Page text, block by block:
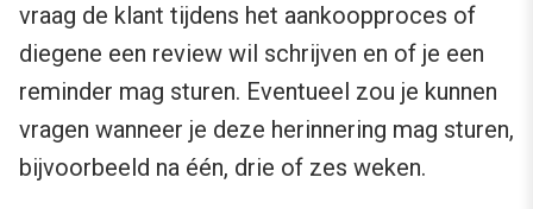
vraag de klant tijdens het aankoopproces of
diegene een review wil schrijven en of je een
reminder mag sturen. Eventueel zou je kunnen
vragen wanneer je deze herinnering mag sturen,
bijvoorbeeld na één, drie of zes weken.